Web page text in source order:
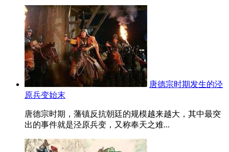
唐德宗时期发生的泾
原兵变始末
唐德宗时期，藩镇反抗朝廷的规模越来越大，其中最突
出的事件就是泾原兵变，又称奉天之难...